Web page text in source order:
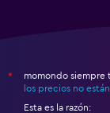
*
momondo siempre
los precios no
Esta es la razón: